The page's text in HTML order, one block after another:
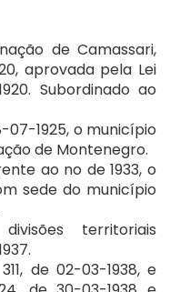
de Camassari,
aprovada pela Lei
Subordinado ao
07-1925, o município
de Montenegro.
ao no de 1933, o
sede do município
territoriais
de 02-03-1938, e